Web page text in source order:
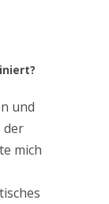
und
der
mich